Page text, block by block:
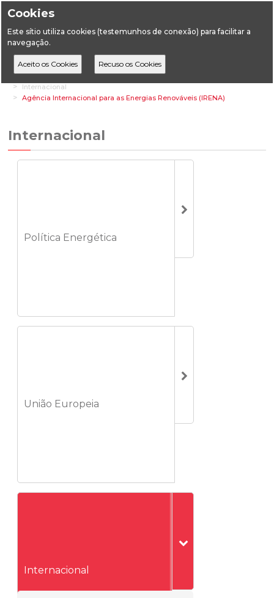
Cookies
Este sítio utiliza cookies (testemunhos de conexão) para facilitar a
navegação.
HomeÁreas Transversais
Relações Institucionais e de Mercado
Internacional
Agência Internacional para as Energias Renováveis (IRENA)
Internacional
Política Energética
União Europeia
Internacional